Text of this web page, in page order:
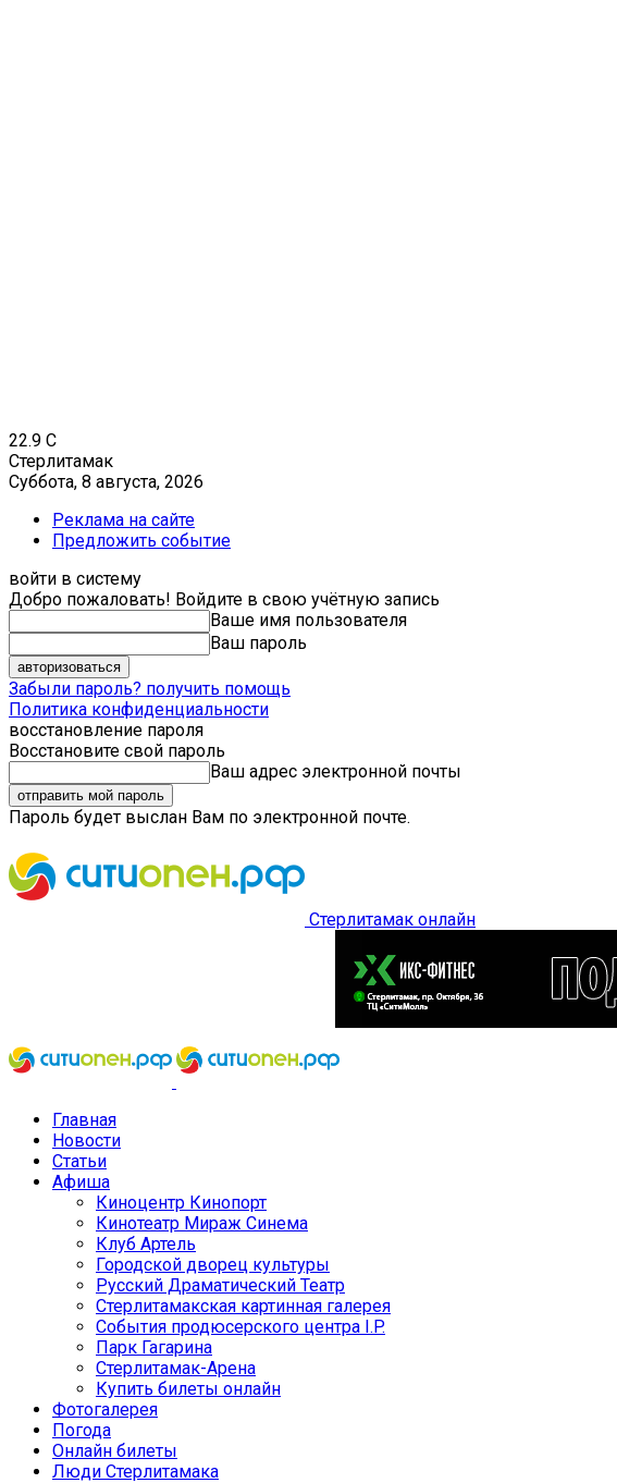
22.9 C
Стерлитамак
Суббота, 8 августа, 2026
Реклама на сайте
Предложить событие
войти в систему
Добро пожаловать! Войдите в свою учётную запись
Ваше имя пользователя
Ваш пароль
Забыли пароль? получить помощь
Политика конфиденциальности
восстановление пароля
Восстановите свой пароль
Ваш адрес электронной почты
Пароль будет выслан Вам по электронной почте.
Стерлитамак онлайн
Главная
Новости
Статьи
Афиша
Киноцентр Кинопорт
Кинотеатр Мираж Синема
Клуб Артель
Городской дворец культуры
Русский Драматический Театр
Стерлитамакская картинная галерея
События продюсерского центра I.P.
Парк Гагарина
Стерлитамак-Арена
Купить билеты онлайн
Фотогалерея
Погода
Онлайн билеты
Люди Стерлитамака